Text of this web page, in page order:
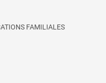
FAMILIALES